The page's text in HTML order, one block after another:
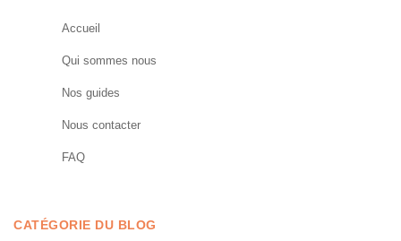
Accueil
Qui sommes nous
Nos guides
Nous contacter
FAQ
CATÉGORIE DU BLOG